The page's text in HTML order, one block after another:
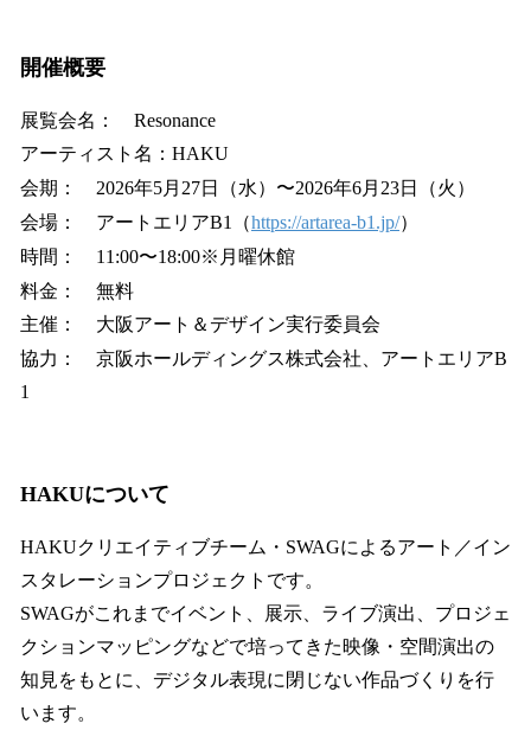
開催概要
展覧会名： Resonance
アーティスト名：HAKU
会期： 2026年5月27日（水）〜2026年6月23日（火）
会場： アートエリアB1（https://artarea-b1.jp/）
時間： 11:00〜18:00※月曜休館
料金： 無料
主催： 大阪アート＆デザイン実行委員会
協力： 京阪ホールディングス株式会社、アートエリアB
1
HAKUについて
HAKUクリエイティブチーム・SWAGによるアート／イン
スタレーションプロジェクトです。
SWAGがこれまでイベント、展示、ライブ演出、プロジェ
クションマッピングなどで培ってきた映像・空間演出の
知見をもとに、デジタル表現に閉じない作品づくりを行
います。